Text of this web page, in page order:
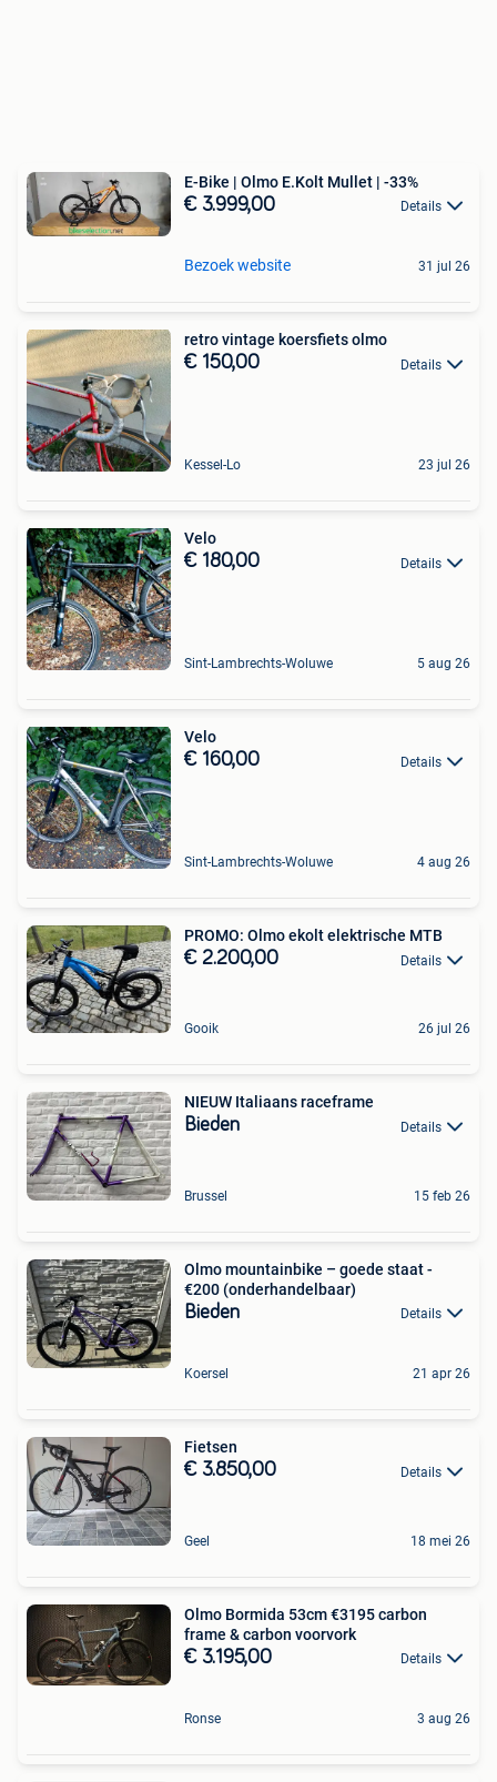
E-Bike | Olmo E.Kolt Mullet | -33%
€ 3.999,00 Details
Bezoek website 31 jul 26
retro vintage koersfiets olmo
€ 150,00 Details
Kessel-Lo 23 jul 26
Velo
€ 180,00 Details
Sint-Lambrechts-Woluwe 5 aug 26
Velo
€ 160,00 Details
Sint-Lambrechts-Woluwe 4 aug 26
PROMO: Olmo ekolt elektrische MTB
€ 2.200,00 Details
Gooik 26 jul 26
NIEUW Italiaans raceframe
Bieden Details
Brussel 15 feb 26
Olmo mountainbike – goede staat -
€200 (onderhandelbaar)
Bieden Details
Koersel 21 apr 26
Fietsen
€ 3.850,00 Details
Geel 18 mei 26
Olmo Bormida 53cm €3195 ‍️carbon
€ 3.195,00 Details
Ronse 3 aug 26